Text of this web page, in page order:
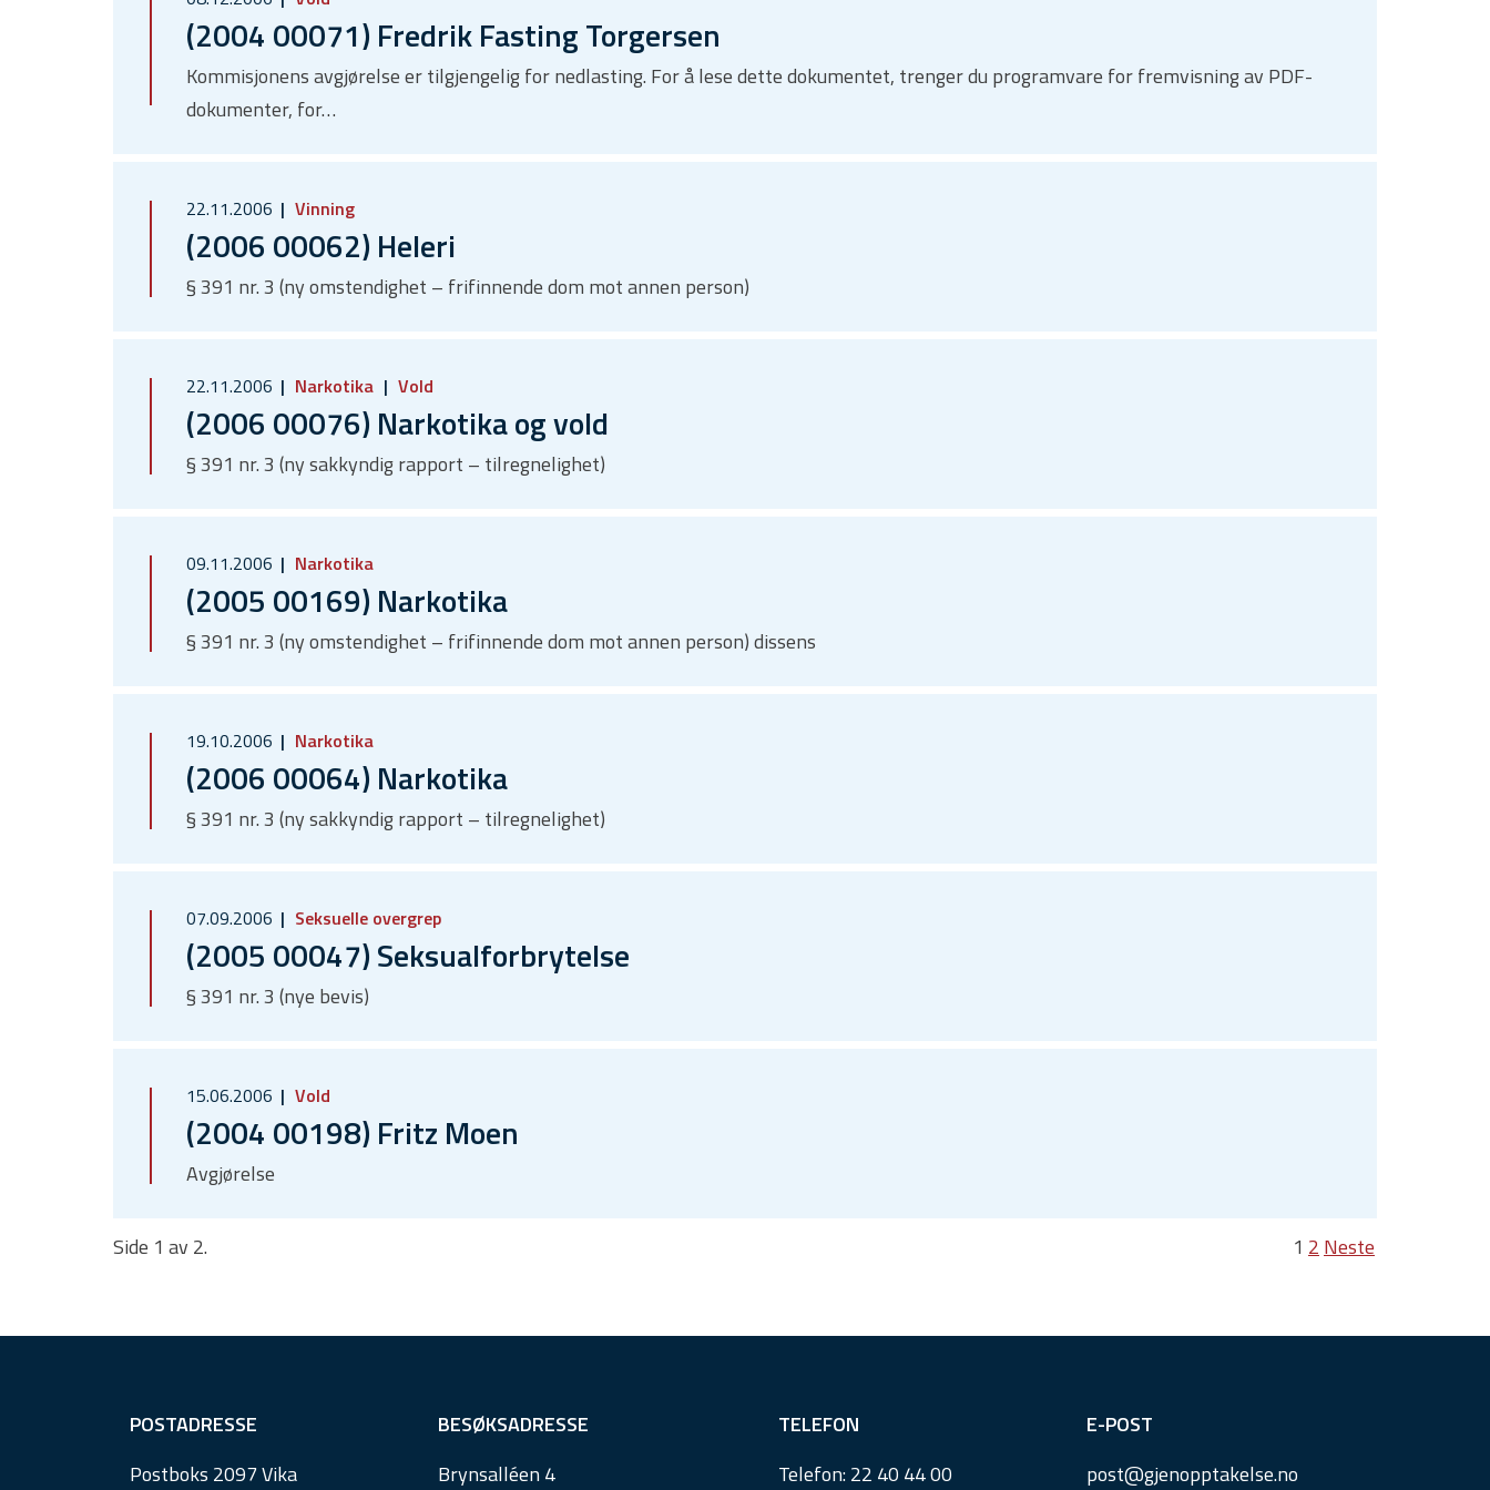
(2004 00071) Fredrik Fasting Torgersen
Kommisjonens avgjørelse er tilgjengelig for nedlasting. For å lese dette dokumentet, trenger du programvare for fremvisning av PDF-
dokumenter, for…
22.11.2006 Vinning
(2006 00062) Heleri
§ 391 nr. 3 (ny omstendighet – frifinnende dom mot annen person)
22.11.2006 Narkotika Vold
(2006 00076) Narkotika og vold
§ 391 nr. 3 (ny sakkyndig rapport – tilregnelighet)
09.11.2006 Narkotika
(2005 00169) Narkotika
§ 391 nr. 3 (ny omstendighet – frifinnende dom mot annen person) dissens
19.10.2006 Narkotika
(2006 00064) Narkotika
§ 391 nr. 3 (ny sakkyndig rapport – tilregnelighet)
07.09.2006 Seksuelle overgrep
(2005 00047) Seksualforbrytelse
§ 391 nr. 3 (nye bevis)
15.06.2006 Vold
(2004 00198) Fritz Moen
Avgjørelse
Side 1 av 2. 1 2 Neste
POSTADRESSE
Postboks 2097 Vika
BESØKSADRESSE
Brynsalléen 4
TELEFON
Telefon:22 40 44 00
E-POST
post@gjenopptakelse.no